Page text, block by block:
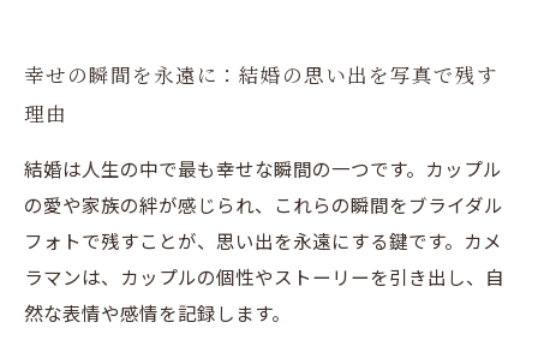
幸せの瞬間を永遠に：結婚の思い出を写真で残す
理由
結婚は人生の中で最も幸せな瞬間の一つです。カップル
の愛や家族の絆が感じられ、これらの瞬間をブライダル
フォトで残すことが、思い出を永遠にする鍵です。カメ
ラマンは、カップルの個性やストーリーを引き出し、自
然な表情や感情を記録します。